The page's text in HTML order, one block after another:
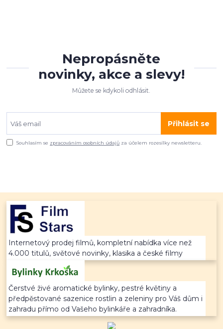
Nepropásněte
novinky, akce a slevy!
Můžete se kdykoli odhlásit.
Přihlásit se
Souhlasím se zpracováním osobních údajů za účelem rozesílky newsletteru.
Internetový prodej filmů, kompletní nabídka více než
4.000 titulů, světové novinky, klasika a české filmy
Čerstvé živé aromatické bylinky, pestré květiny a
předpěstované sazenice rostlin a zeleniny pro Váš dům i
zahradu přímo od Vašeho bylinkáře a zahradníka.